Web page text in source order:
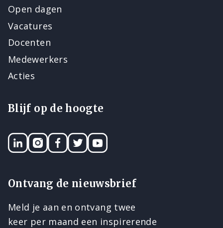
Open dagen
Vacatures
Docenten
Medewerkers
Acties
Blijf op de hoogte
LinkedINInstagram
Facebook
TwitterYouTube
Ontvang de nieuwsbrief
Meld je aan en ontvang twee
keer per maand een inspirerende